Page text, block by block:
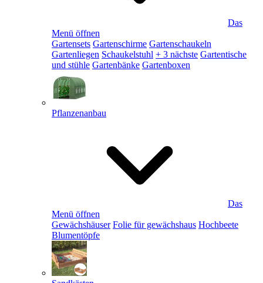
Das
Menü öffnen
Gartensets Gartenschirme Gartenschaukeln
Gartenliegen Schaukelstuhl + 3 nächste Gartentische
und stühle Gartenbänke Gartenboxen
Pflanzenanbau
Das
Menü öffnen
Gewächshäuser Folie für gewächshaus Hochbeete
Blumentöpfe